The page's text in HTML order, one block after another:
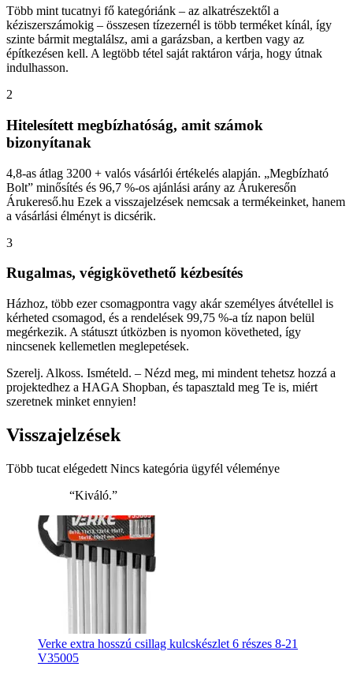
Több mint tucatnyi fő kategóriánk – az alkatrészektől a
kéziszerszámokig – összesen tízezernél is több terméket kínál, így
szinte bármit megtalálsz, ami a garázsban, a kertben vagy az
építkezésen kell. A legtöbb tétel saját raktáron várja, hogy útnak
indulhasson.
2
Hitelesített megbízhatóság, amit számok
bizonyítanak
4,8-as átlag 3200 + valós vásárlói értékelés alapján. „Megbízható
Bolt” minősítés és 96,7 %-os ajánlási arány az Árukeresőn
Árukereső.hu Ezek a visszajelzések nemcsak a termékeinket, hanem
a vásárlási élményt is dicsérik.
3
Rugalmas, végigkövethető kézbesítés
Házhoz, több ezer csomagpontra vagy akár személyes átvétellel is
kérheted csomagod, és a rendelések 99,75 %-a tíz napon belül
megérkezik. A státuszt útközben is nyomon követheted, így
nincsenek kellemetlen meglepetések.
Szerelj. Alkoss. Ismételd. – Nézd meg, mi mindent tehetsz hozzá a
projektedhez a HAGA Shopban, és tapasztald meg Te is, miért
szeretnek minket ennyien!
Visszajelzések
Több tucat elégedett Nincs kategória ügyfél véleménye
“Kiváló.”
Verke extra hosszú csillag kulcskészlet 6 részes 8-21
V35005